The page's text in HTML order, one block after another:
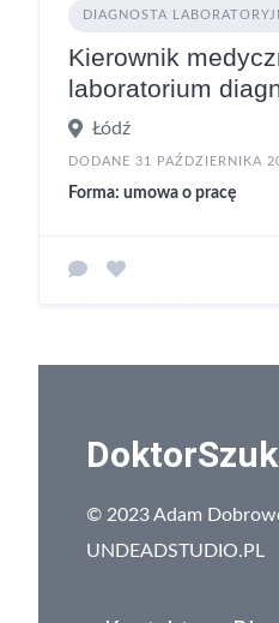
DIAGNOSTA
Kierownik
laboratorium
Łódź
DODANE 31 PAŹDZIERNIKA
Forma: umowa o pracę
© 2023 Adam
UNDEADSTUDIO.PL